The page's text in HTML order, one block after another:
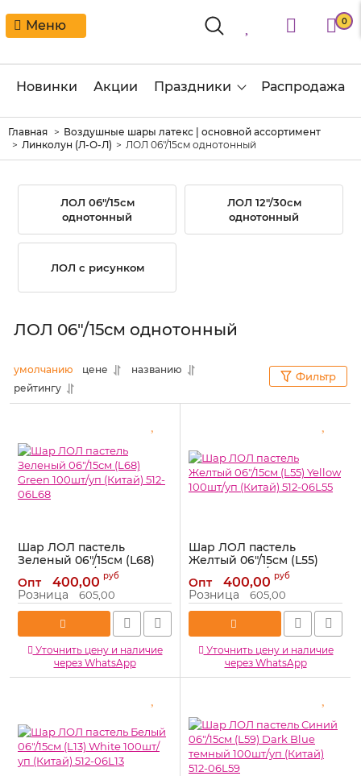
Меню 0
Новинки Акции Праздники Распродажа
Главная
Воздушные шары латекс | основной ассортимент
Линколун (Л-О-Л)
ЛОЛ 06"/15см однотонный
ЛОЛ 06"/15см
однотонный
ЛОЛ 12"/30см
однотонный
ЛОЛ с рисунком
ЛОЛ 06"/15см однотонный
умолчанию цене
названию
рейтингу
Фильтр
Шар ЛОЛ пастель
Зеленый 06"/15см (L68)
Green 100шт/уп (Китай)
512-06L68
Артикул: 512-06L68
Опт 400,00 руб
Розница 605,00
Уточнить цену и наличие
через WhatsApp
Шар ЛОЛ пастель
Желтый 06"/15см (L55)
Yellow 100шт/уп (Китай)
512-06L55
Артикул: 512-06L55
Опт 400,00 руб
Розница 605,00
Уточнить цену и наличие
через WhatsApp